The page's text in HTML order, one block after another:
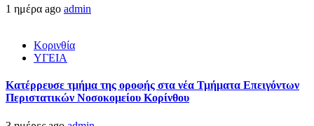
1 ημέρα ago admin
Κορινθία
ΥΓΕΙΑ
Kατέρρευσε τμήμα της οροφής στα νέα Τμήματα Επειγόντων
Περιστατικών Νοσοκομείου Κορίνθου